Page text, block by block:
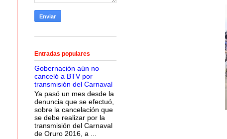
Entradas populares
Gobernación aún no
canceló a BTV por
transmisión del Carnaval
Ya pasó un mes desde la
denuncia que se efectuó,
sobre la cancelación que
se debe realizar por la
transmisión del Carnaval
de Oruro 2016, a ...